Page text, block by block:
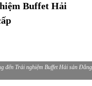
Buffet Hải
đến Trải nghiệm Buffet Hải sản Đẳng